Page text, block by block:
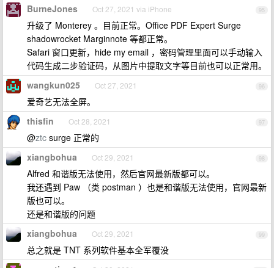
95
BurneJones Oct 27, 2021 via iPhone
升级了 Monterey 。目前正常。Office PDF Expert Surge
shadowrocket Marginnote 等都正常。
Safari 窗口更新，hide my email ，密码管理里面可以手动输入
代码生成二步验证码，从图片中提取文字等目前也可以正常用。
96
wangkun025 Oct 27, 2021
爱奇艺无法全屏。
97
thisfin Oct 28, 2021
@ztc surge 正常的
98
xiangbohua Oct 29, 2021
Alfred 和谐版无法使用，然后官网最新版都可以。
我还遇到 Paw （类 postman ）也是和谐版无法使用，官网最新
版也可以。
还是和谐版的问题
99
xiangbohua Oct 29, 2021
总之就是 TNT 系列软件基本全军覆没